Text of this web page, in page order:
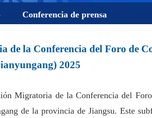
Conferencia de prensa
de la Conferencia del Foro de
2025
Migratoria de la Conferencia del
de la provincia de Jiangsu. Este